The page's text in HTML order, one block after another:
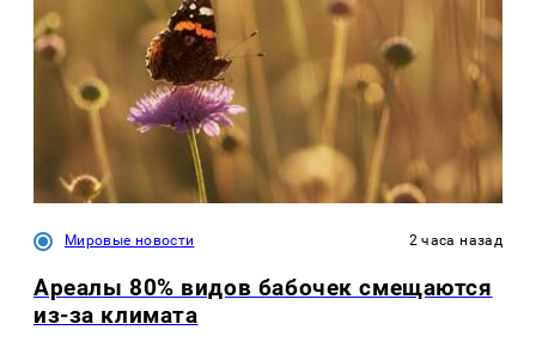
Мировые новости 2 часа назад
Ареалы 80% видов бабочек смещаются
из-за климата